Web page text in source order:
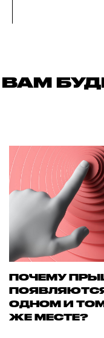
ВАМ
ПОЧЕМУ
ОДНОМ И
ЖЕ МЕСТЕ?